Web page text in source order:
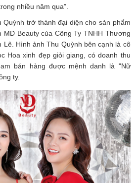
nhiều năm qua”.
Quỳnh trở thành đại diện cho sản phẩm
MD Beauty của Công Ty TNHH Thương
Lê. Hình ảnh Thu Quỳnh bên cạnh là cô
Hoa xinh đẹp giỏi giang, có doanh thu
bán hàng được mệnh danh là "Nữ
ty.